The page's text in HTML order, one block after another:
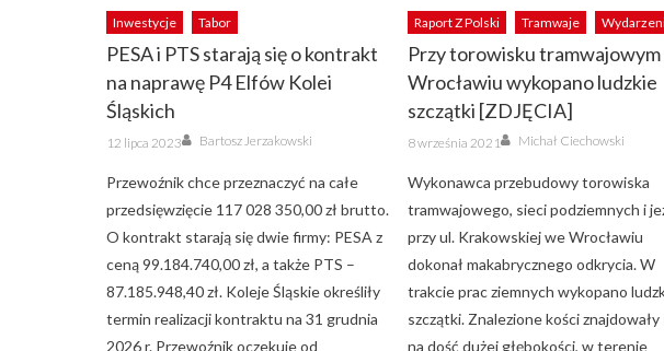
Inwestycje Tabor
PESA i PTS starają się o kontrakt
na naprawę P4 Elfów Kolei
Śląskich
Posted
on
12 lipca 2023 Author
Bartosz Jerzakowski
Przewoźnik chce przeznaczyć na całe
przedsięwzięcie 117 028 350,00 zł brutto.
O kontrakt starają się dwie firmy: PESA z
ceną 99.184.740,00 zł, a także PTS –
87.185.948,40 zł. Koleje Śląskie określiły
termin realizacji kontraktu na 31 grudnia
2026 r. Przewoźnik oczekuje od
Raport Z Polski Tramwaje
Przy torowisku tramwajowym
Wrocławiu wykopano ludzkie
szczątki [ZDJĘCIA]
Posted
on
8 września 2021 Author
Michał Ciechowski
Wykonawca przebudowy torowiska
tramwajowego, sieci podziemnych i
przy ul. Krakowskiej we Wrocławiu
dokonał makabrycznego odkrycia. W
trakcie prac ziemnych wykopano
szczątki. Znalezione kości znajdowały
na dość dużej głębokości, w terenie